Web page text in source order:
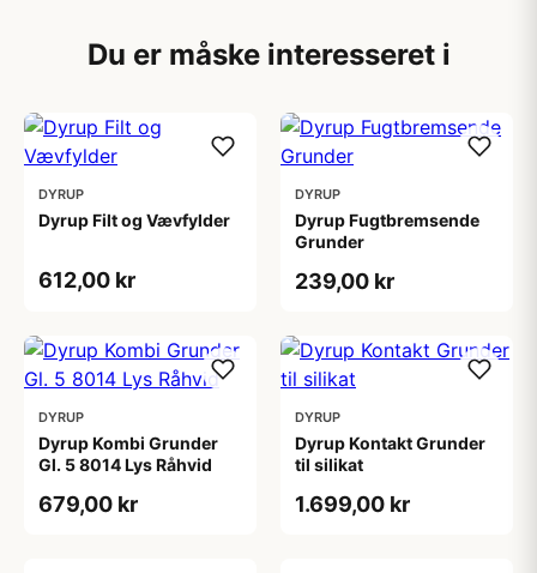
Du er måske interesseret i
DYRUP
Dyrup Filt og Vævfylder
612,00 kr
DYRUP
Dyrup Fugtbremsende
Grunder
239,00 kr
DYRUP
Dyrup Kombi Grunder
Gl. 5 8014 Lys Råhvid
679,00 kr
DYRUP
Dyrup Kontakt Grunder
til silikat
1.699,00 kr